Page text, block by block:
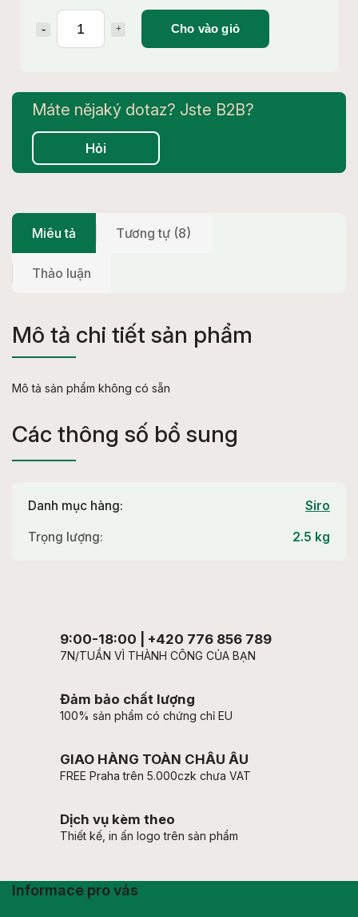
Cho vào giỏ
Hỏi
9:00-18:00 | +420 776 856 789
7N/TUẦN VÌ THÀNH CÔNG CỦA BẠN
Đảm bảo chất lượng
100% sản phẩm có chứng chỉ EU
GIAO HÀNG TOÀN CHÂU ÂU
FREE Praha trên 5.000czk chưa VAT
Dịch vụ kèm theo
Thiết kế, in ấn logo trên sản phẩm
Miêu tả Tương tự (8)
Thảo luận
Mô tả chi tiết sản phẩm
Mô tả sản phẩm không có sẵn
Các thông số bổ sung
Danh mục hàng: Siro
Trọng lượng: 2.5 kg
Informace pro vás